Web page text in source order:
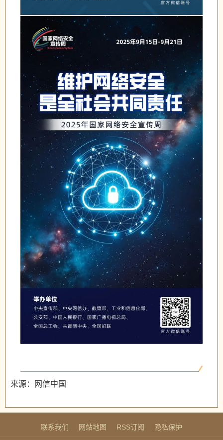
来源：网信中国
联系我们 网站地图 RSS订阅 隐私保护